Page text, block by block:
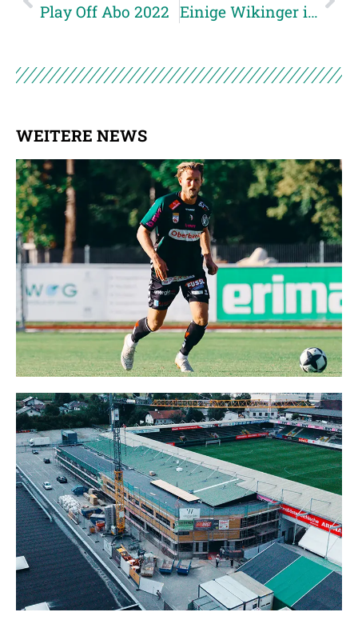
Play Off Abo 2022 Einige Wikinger in U-Nationalteams einberufen
WEITERE NEWS